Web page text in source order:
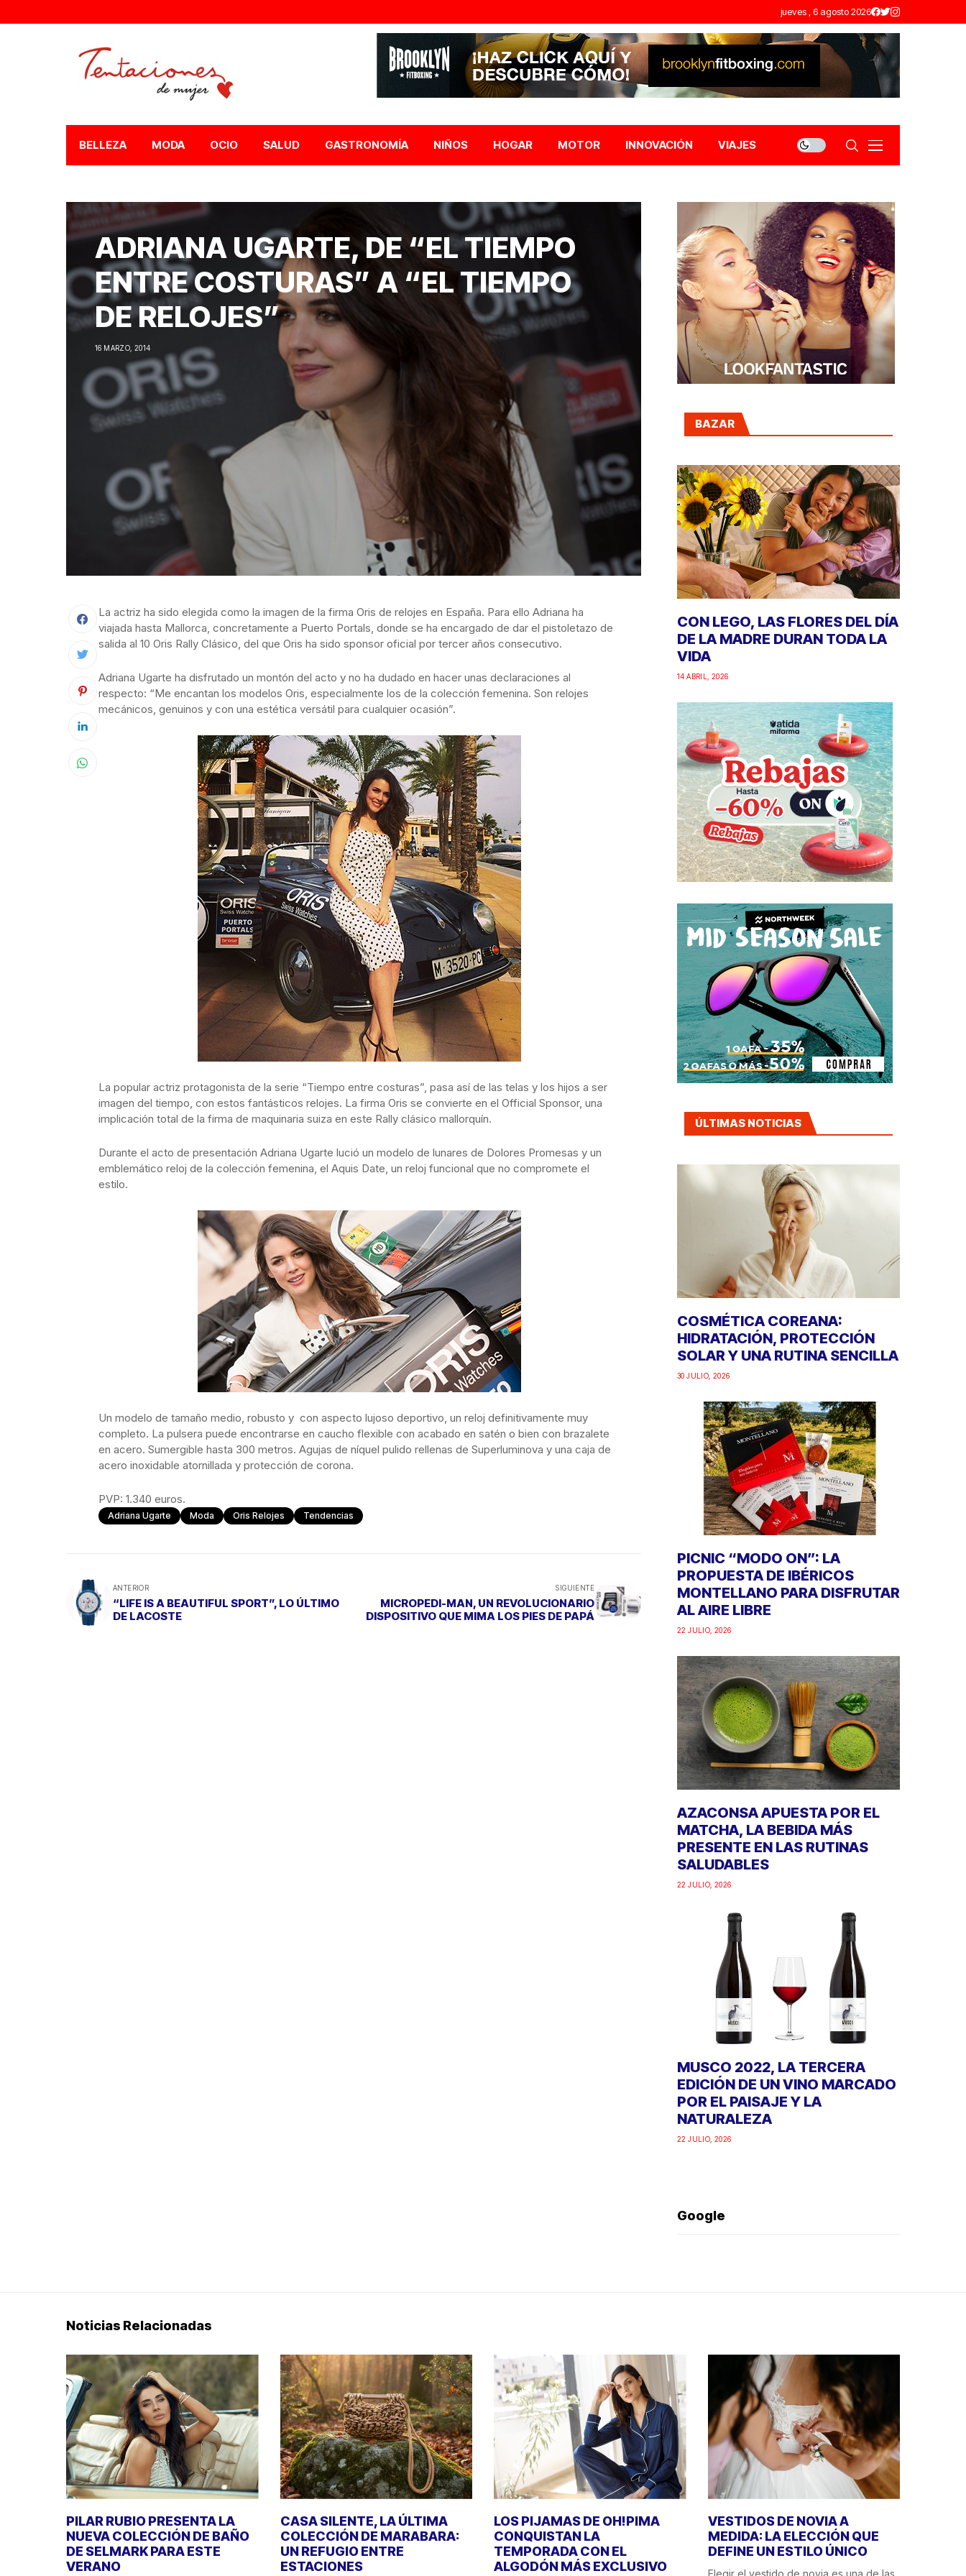
jueves , 6 agosto 2026
BELLEZA MODA OCIO SALUD GASTRONOMÍA NIÑOS HOGAR MOTOR INNOVACIÓN VIAJES
ADRIANA UGARTE, DE “EL TIEMPO
ENTRE COSTURAS” A “EL TIEMPO
DE RELOJES”
16 MARZO, 2014
La actriz ha sido elegida como la imagen de la firma Oris de relojes en España. Para ello Adriana ha
viajada hasta Mallorca, concretamente a Puerto Portals, donde se ha encargado de dar el pistoletazo de
salida al 10 Oris Rally Clásico, del que Oris ha sido sponsor oficial por tercer años consecutivo.
Adriana Ugarte ha disfrutado un montón del acto y no ha dudado en hacer unas declaraciones al
respecto: “Me encantan los modelos Oris, especialmente los de la colección femenina. Son relojes
mecánicos, genuinos y con una estética versátil para cualquier ocasión”.
La popular actriz protagonista de la serie “Tiempo entre costuras”, pasa así de las telas y los hijos a ser
imagen del tiempo, con estos fantásticos relojes. La firma Oris se convierte en el Official Sponsor, una
implicación total de la firma de maquinaria suiza en este Rally clásico mallorquín.
Durante el acto de presentación Adriana Ugarte lució un modelo de lunares de Dolores Promesas y un
emblemático reloj de la colección femenina, el Aquis Date, un reloj funcional que no compromete el
estilo.
Un modelo de tamaño medio, robusto y con aspecto lujoso deportivo, un reloj definitivamente muy
completo. La pulsera puede encontrarse en caucho flexible con acabado en satén o bien con brazalete
en acero. Sumergible hasta 300 metros. Agujas de níquel pulido rellenas de Superluminova y una caja de
acero inoxidable atornillada y protección de corona.
PVP: 1.340 euros.
Adriana Ugarte Moda Oris Relojes Tendencias
ANTERIOR
“LIFE IS A BEAUTIFUL SPORT”, LO ÚLTIMO
DE LACOSTE
SIGUIENTE
MICROPEDI-MAN, UN REVOLUCIONARIO
DISPOSITIVO QUE MIMA LOS PIES DE PAPÁ
BAZAR
CON LEGO, LAS FLORES DEL DÍA
DE LA MADRE DURAN TODA LA
VIDA
14 ABRIL, 2026
ÚLTIMAS NOTICIAS
COSMÉTICA COREANA:
HIDRATACIÓN, PROTECCIÓN
SOLAR Y UNA RUTINA SENCILLA
30 JULIO, 2026
PICNIC “MODO ON”: LA
PROPUESTA DE IBÉRICOS
MONTELLANO PARA DISFRUTAR
AL AIRE LIBRE
22 JULIO, 2026
AZACONSA APUESTA POR EL
MATCHA, LA BEBIDA MÁS
PRESENTE EN LAS RUTINAS
SALUDABLES
22 JULIO, 2026
MUSCO 2022, LA TERCERA
EDICIÓN DE UN VINO MARCADO
POR EL PAISAJE Y LA
NATURALEZA
22 JULIO, 2026
Google
Noticias Relacionadas
PILAR RUBIO PRESENTA LA
NUEVA COLECCIÓN DE BAÑO
DE SELMARK PARA ESTE
VERANO
CASA SILENTE, LA ÚLTIMA
COLECCIÓN DE MARABARA:
UN REFUGIO ENTRE
ESTACIONES
LOS PIJAMAS DE OH!PIMA
CONQUISTAN LA
TEMPORADA CON EL
ALGODÓN MÁS EXCLUSIVO
VESTIDOS DE NOVIA A
MEDIDA: LA ELECCIÓN QUE
DEFINE UN ESTILO ÚNICO
Elegir el vestido de novia es una de las